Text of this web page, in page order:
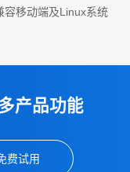
容移动端及Linux系统
产品功能
费试用